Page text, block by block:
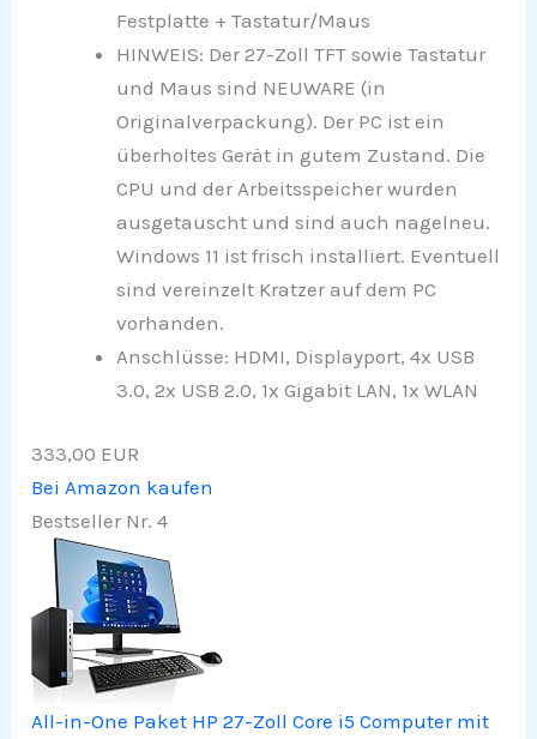
Festplatte + Tastatur/Maus
HINWEIS: Der 27-Zoll TFT sowie Tastatur
und Maus sind NEUWARE (in
Originalverpackung). Der PC ist ein
überholtes Gerät in gutem Zustand. Die
CPU und der Arbeitsspeicher wurden
ausgetauscht und sind auch nagelneu.
Windows 11 ist frisch installiert. Eventuell
sind vereinzelt Kratzer auf dem PC
vorhanden.
Anschlüsse: HDMI, Displayport, 4x USB
3.0, 2x USB 2.0, 1x Gigabit LAN, 1x WLAN
333,00 EUR
Bei Amazon kaufen
Bestseller Nr. 4
All-in-One Paket HP 27-Zoll Core i5 Computer mit